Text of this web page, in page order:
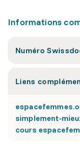
Informations
Numéro
Liens
simplement-
cours